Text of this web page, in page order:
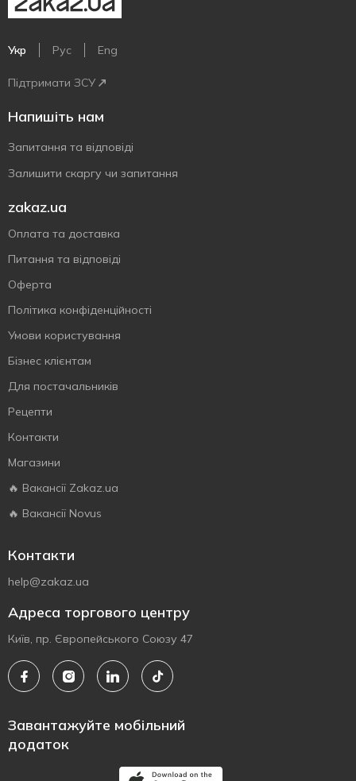
Укр Рус Eng
Підтримати ЗСУ
Напишіть нам
Запитання та відповіді
Залишити скаргу чи запитання
zakaz.ua
Оплата та доставка
Питання та відповіді
Оферта
Політика конфіденційності
Умови користування
Бізнес клієнтам
Для постачальників
Рецепти
Контакти
Магазини
🔥 Вакансії Zakaz.ua
🔥 Вакансії Novus
Контакти
help@zakaz.ua
Адреса торгового центру
Київ, пр. Європейського Союзу 47
Завантажуйте мобільний
додаток